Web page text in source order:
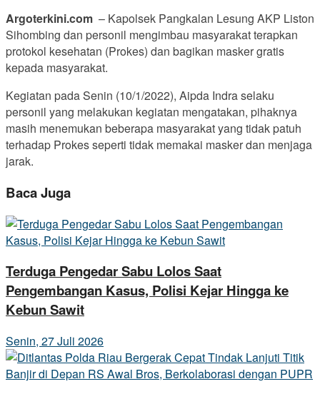
Argoterkini.com – Kapolsek Pangkalan Lesung AKP Liston
Sihombing dan personil mengimbau masyarakat terapkan
protokol kesehatan (Prokes) dan bagikan masker gratis
kepada masyarakat.
Kegiatan pada Senin (10/1/2022), Aipda Indra selaku
personil yang melakukan kegiatan mengatakan, pihaknya
masih menemukan beberapa masyarakat yang tidak patuh
terhadap Prokes seperti tidak memakai masker dan menjaga
jarak.
Baca Juga
Terduga Pengedar Sabu Lolos Saat
Pengembangan Kasus, Polisi Kejar Hingga ke
Kebun Sawit
Senin, 27 Juli 2026